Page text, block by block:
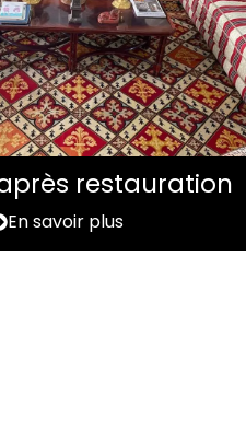
restauration
En savoir plus